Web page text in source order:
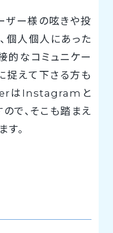
ザー様の呟きや投
個人個人にあった
的なコミュニケー
捉えて下さる方も
はInstagramと
で、そこも踏まえ
。